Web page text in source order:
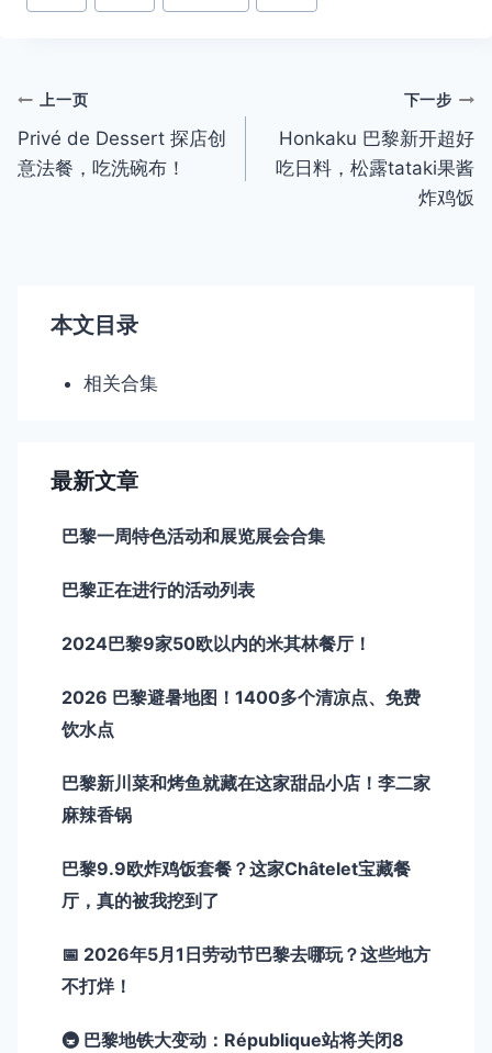
章
文
章
上一页
Privé de Dessert 探店创
意法餐，吃洗碗布！
下一步
Honkaku 巴黎新开超好
吃日料，松露tataki果酱
炸鸡饭
本文目录
相关合集
最新文章
巴黎一周特色活动和展览展会合集
巴黎正在进行的活动列表
2024巴黎9家50欧以内的米其林餐厅！
2026 巴黎避暑地图！1400多个清凉点、免费
饮水点
巴黎新川菜和烤鱼就藏在这家甜品小店！李二家
麻辣香锅
巴黎9.9欧炸鸡饭套餐？这家Châtelet宝藏餐
厅，真的被我挖到了
📅 2026年5月1日劳动节巴黎去哪玩？这些地方
不打烊！
🚇 巴黎地铁大变动：République站将关闭8